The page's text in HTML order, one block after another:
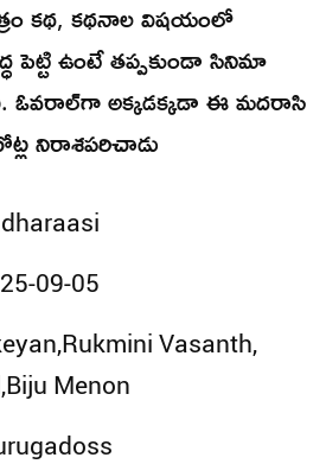
కథ, కథనాల విషయంలో
పెట్టి ఉంటే తప్పకుండా సినిమా
ఓవరాల్‌గా అక్కడక్కడా ఈ మదరాసి
నిరాశపరిచాడు
09-05
Vasanth,
Menon